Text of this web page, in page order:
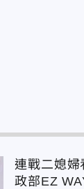
連戰二媳婦
政部EZ